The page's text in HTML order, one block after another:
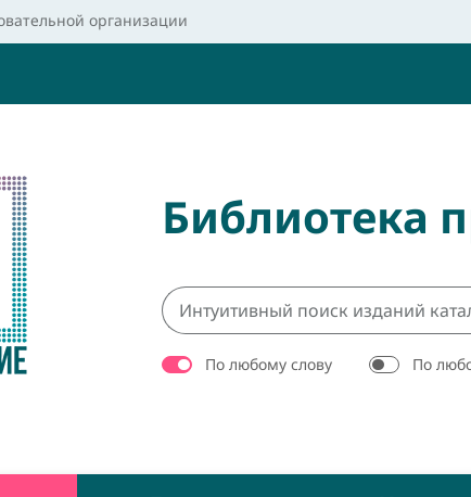
организации
Библиотека
По любому слову По